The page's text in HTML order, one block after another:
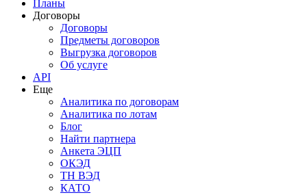
Планы
Договоры
Договоры
Предметы договоров
Выгрузка договоров
Об услуге
API
Еще
Аналитика по договорам
Аналитика по лотам
Блог
Найти партнера
Анкета ЭЦП
ОКЭД
ТН ВЭД
КАТО